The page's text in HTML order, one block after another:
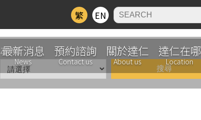
繁 EN
最新消息
News
預約諮詢
Contact us
關於達仁
About us
達仁在哪
Location
ZONE